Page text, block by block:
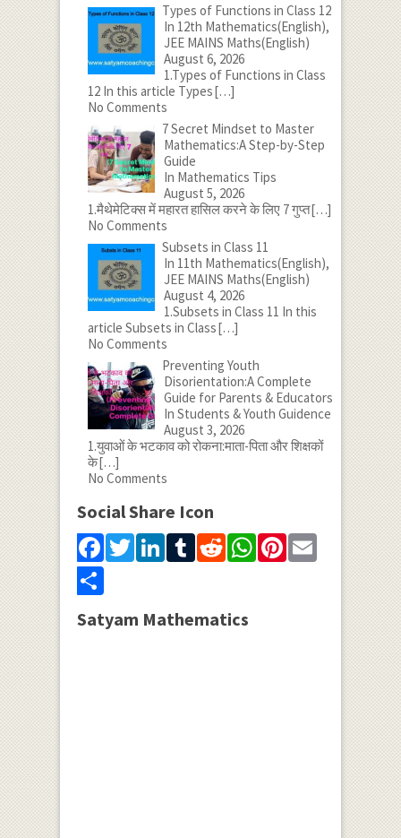
Types of Functions in Class 12
In 12th Mathematics(English),
JEE MAINS Maths(English)
August 6, 2026
1.Types of Functions in Class
12 In this article Types[…]
No Comments
7 Secret Mindset to Master
Mathematics:A Step-by-Step
Guide
In Mathematics Tips
August 5, 2026
1.मैथेमेटिक्स में महारत हासिल करने के लिए 7 गुप्त[…]
No Comments
Subsets in Class 11
In 11th Mathematics(English),
JEE MAINS Maths(English)
August 4, 2026
1.Subsets in Class 11 In this
article Subsets in Class[…]
No Comments
Preventing Youth
Disorientation:A Complete
Guide for Parents & Educators
In Students & Youth Guidence
August 3, 2026
1.युवाओं के भटकाव को रोकना:माता-पिता और शिक्षकों
के[…]
No Comments
Social Share Icon
Facebook
Twitter
LinkedIn
Tumblr
Reddit
WhatsApp
Pinterest
Email
Share
Satyam Mathematics